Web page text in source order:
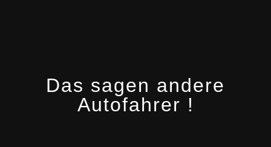
Das sagen andere
Autofahrer !